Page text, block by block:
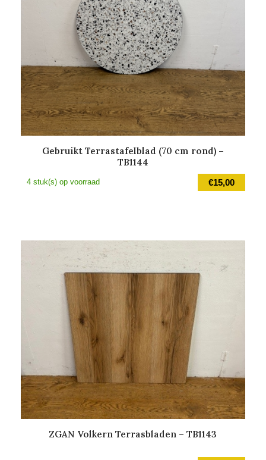
Gebruikt Terrastafelblad (70 cm rond) –
TB1144
€15,00
4 stuk(s) op voorraad
ZGAN Volkern Terrasbladen – TB1143